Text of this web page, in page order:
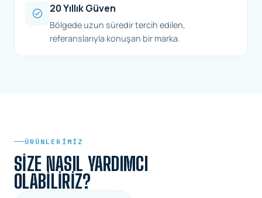
20 Yıllık Güven
Bölgede uzun süredir tercih edilen,
referanslarıyla konuşan bir marka.
ÜRÜNLERIMIZ
SIZE NASIL YARDIMCI
OLABILIRIZ?